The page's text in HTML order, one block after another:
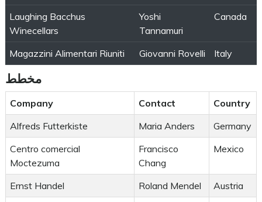
Laughing Bacchus
Winecellars
Yoshi
Tannamuri
Canada
Magazzini Alimentari Riuniti Giovanni Rovelli Italy
مخطط
Company Contact
Country
Alfreds Futterkiste
Maria Anders
Germany
Centro comercial
Moctezuma
Francisco
Chang
Mexico
Ernst Handel Roland Mendel
Austria